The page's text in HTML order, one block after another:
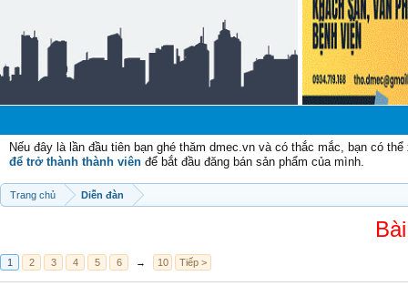
Nếu đây là lần đầu tiên bạn ghé thăm dmec.vn và có thắc mắc, bạn có
để trở thành thành viên để bắt đầu đăng bán sản phẩm của mình.
Trang chủ Diễn đàn
1 2 3 4 5 6 → 10 Tiếp >